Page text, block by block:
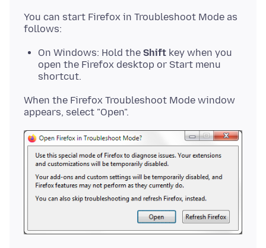
You can start Firefox in Troubleshoot Mode as
On Windows: Hold the Shift key when you
open the Firefox desktop or Start menu
shortcut.
When the Firefox Troubleshoot Mode window